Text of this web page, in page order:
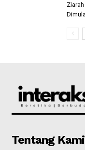
Tentang Kami